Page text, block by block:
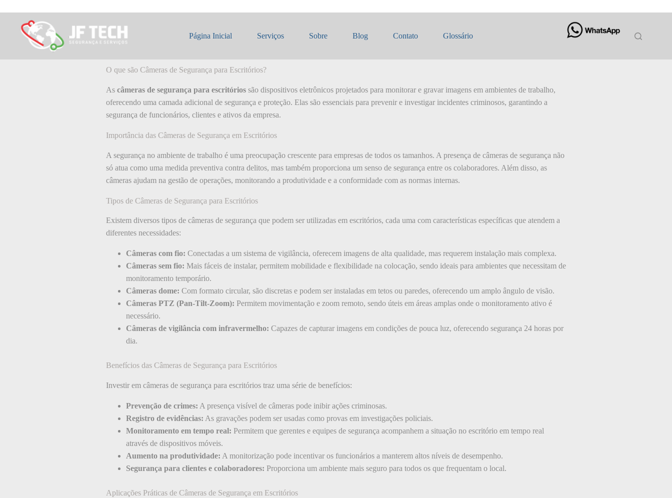
para
conteúdo
Página Inicial Serviços Sobre Blog Contato Glossário
O que é Câmeras de Segurança para Escritórios
O que são Câmeras de Segurança para Escritórios?
As câmeras de segurança para escritórios são dispositivos eletrônicos projetados para monitorar e gravar imagens em ambientes de trabalho,
oferecendo uma camada adicional de segurança e proteção. Elas são essenciais para prevenir e investigar incidentes criminosos, garantindo a
segurança de funcionários, clientes e ativos da empresa.
Importância das Câmeras de Segurança em Escritórios
A segurança no ambiente de trabalho é uma preocupação crescente para empresas de todos os tamanhos. A presença de câmeras de segurança não
só atua como uma medida preventiva contra delitos, mas também proporciona um senso de segurança entre os colaboradores. Além disso, as
câmeras ajudam na gestão de operações, monitorando a produtividade e a conformidade com as normas internas.
Tipos de Câmeras de Segurança para Escritórios
Existem diversos tipos de câmeras de segurança que podem ser utilizadas em escritórios, cada uma com características específicas que atendem a
diferentes necessidades:
Câmeras com fio: Conectadas a um sistema de vigilância, oferecem imagens de alta qualidade, mas requerem instalação mais complexa.
Câmeras sem fio: Mais fáceis de instalar, permitem mobilidade e flexibilidade na colocação, sendo ideais para ambientes que necessitam de
monitoramento temporário.
Câmeras dome: Com formato circular, são discretas e podem ser instaladas em tetos ou paredes, oferecendo um amplo ângulo de visão.
Câmeras PTZ (Pan-Tilt-Zoom): Permitem movimentação e zoom remoto, sendo úteis em áreas amplas onde o monitoramento ativo é
necessário.
Câmeras de vigilância com infravermelho: Capazes de capturar imagens em condições de pouca luz, oferecendo segurança 24 horas por
dia.
Benefícios das Câmeras de Segurança para Escritórios
Investir em câmeras de segurança para escritórios traz uma série de benefícios:
Prevenção de crimes: A presença visível de câmeras pode inibir ações criminosas.
Registro de evidências: As gravações podem ser usadas como provas em investigações policiais.
Monitoramento em tempo real: Permitem que gerentes e equipes de segurança acompanhem a situação no escritório em tempo real
através de dispositivos móveis.
Aumento na produtividade: A monitorização pode incentivar os funcionários a manterem altos níveis de desempenho.
Segurança para clientes e colaboradores: Proporciona um ambiente mais seguro para todos os que frequentam o local.
Aplicações Práticas de Câmeras de Segurança em Escritórios